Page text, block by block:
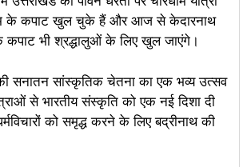
के कपाट खुल चुके हैं और आज से केदारनाथ
कपाट भी श्रद्धालुओं के लिए खुल जाएंगे।
की सनातन सांस्कृतिक चेतना का एक भव्य उत्सव
से भारतीय संस्कृति को एक नई दिशा दी
को समृद्ध करने के लिए बद्रीनाथ की